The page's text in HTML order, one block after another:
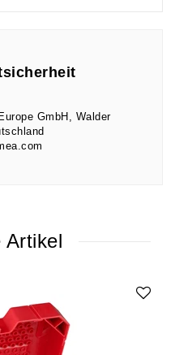
GmbH
Walder
Artikel